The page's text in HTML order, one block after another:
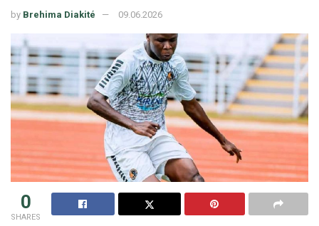
by Brehima Diakité 09.06.2026
0
SHARES